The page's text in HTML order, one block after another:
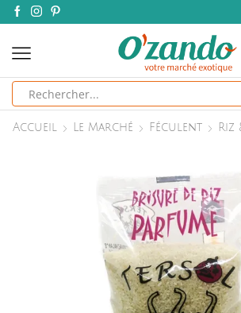
Accueil Le Marché Féculent Riz